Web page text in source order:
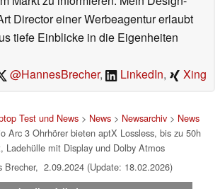
Director einer Werbeagentur erlaubt
tiefe Einblicke in die Eigenheiten
@HannesBrecher, LinkedIn, Xing
Test und News> News> Newsarchiv> News
Arc 3 Ohrhörer bieten aptX Lossless, bis zu 50h
Ladehülle mit Display und Dolby Atmos
Brecher, 2.09.2024 (Update: 18.02.2026)